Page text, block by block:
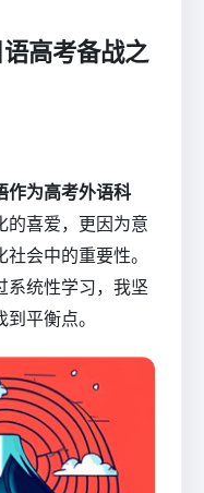
高考备战之
作为高考外语科
的喜爱，更因为意
会中的重要性。
系统性学习，我坚
平衡点。